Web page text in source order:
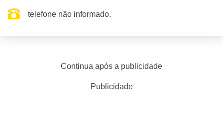
telefone não informado.
Continua após a publicidade
Publicidade